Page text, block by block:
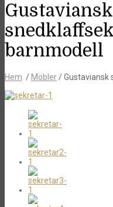
Gustaviansk
barnmodell
Hem / Möbler/ Gustaviansk